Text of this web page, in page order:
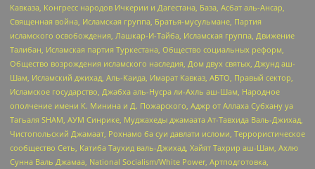
Кавказа, Конгресс народов Ичкерии и Дагестана, База, Асбат аль-Ансар,
Священная война, Исламская группа, Братья-мусульмане, Партия
исламского освобождения, Лашкар-И-Тайба, Исламская группа, Движение
Талибан, Исламская партия Туркестана, Общество социальных реформ,
Общество возрождения исламского наследия, Дом двух святых, Джунд аш-
Шам, Исламский джихад, Аль-Каида, Имарат Кавказ, АБТО, Правый сектор,
Исламское государство, Джабха аль-Нусра ли-Ахль аш-Шам, Народное
ополчение имени К. Минина и Д. Пожарского, Аджр от Аллаха Субхану уа
Тагьаля SHAM, АУМ Синрике, Муджахеды джамаата Ат-Тавхида Валь-Джихад,
Чистопольский Джамаат, Рохнамо ба суи давлати исломи, Террористическое
сообщество Сеть, Катиба Таухид валь-Джихад, Хайят Тахрир аш-Шам, Ахлю
Сунна Валь Джамаа, National Socialism/White Power, Артподготовка,